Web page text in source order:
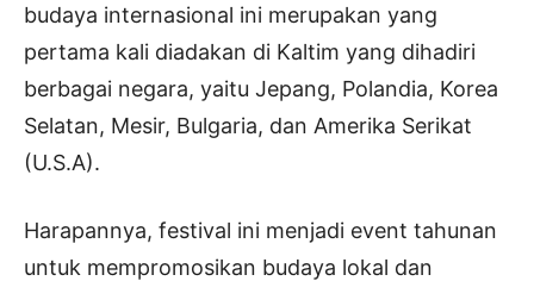
budaya internasional ini merupakan yang
pertama kali diadakan di Kaltim yang dihadiri
berbagai negara, yaitu Jepang, Polandia, Korea
Selatan, Mesir, Bulgaria, dan Amerika Serikat
(U.S.A).
Harapannya, festival ini menjadi event tahunan
untuk mempromosikan budaya lokal dan